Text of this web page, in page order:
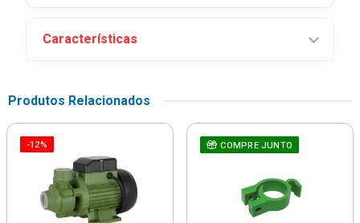
Características
Produtos Relacionados
-12% COMPRE JUNTO